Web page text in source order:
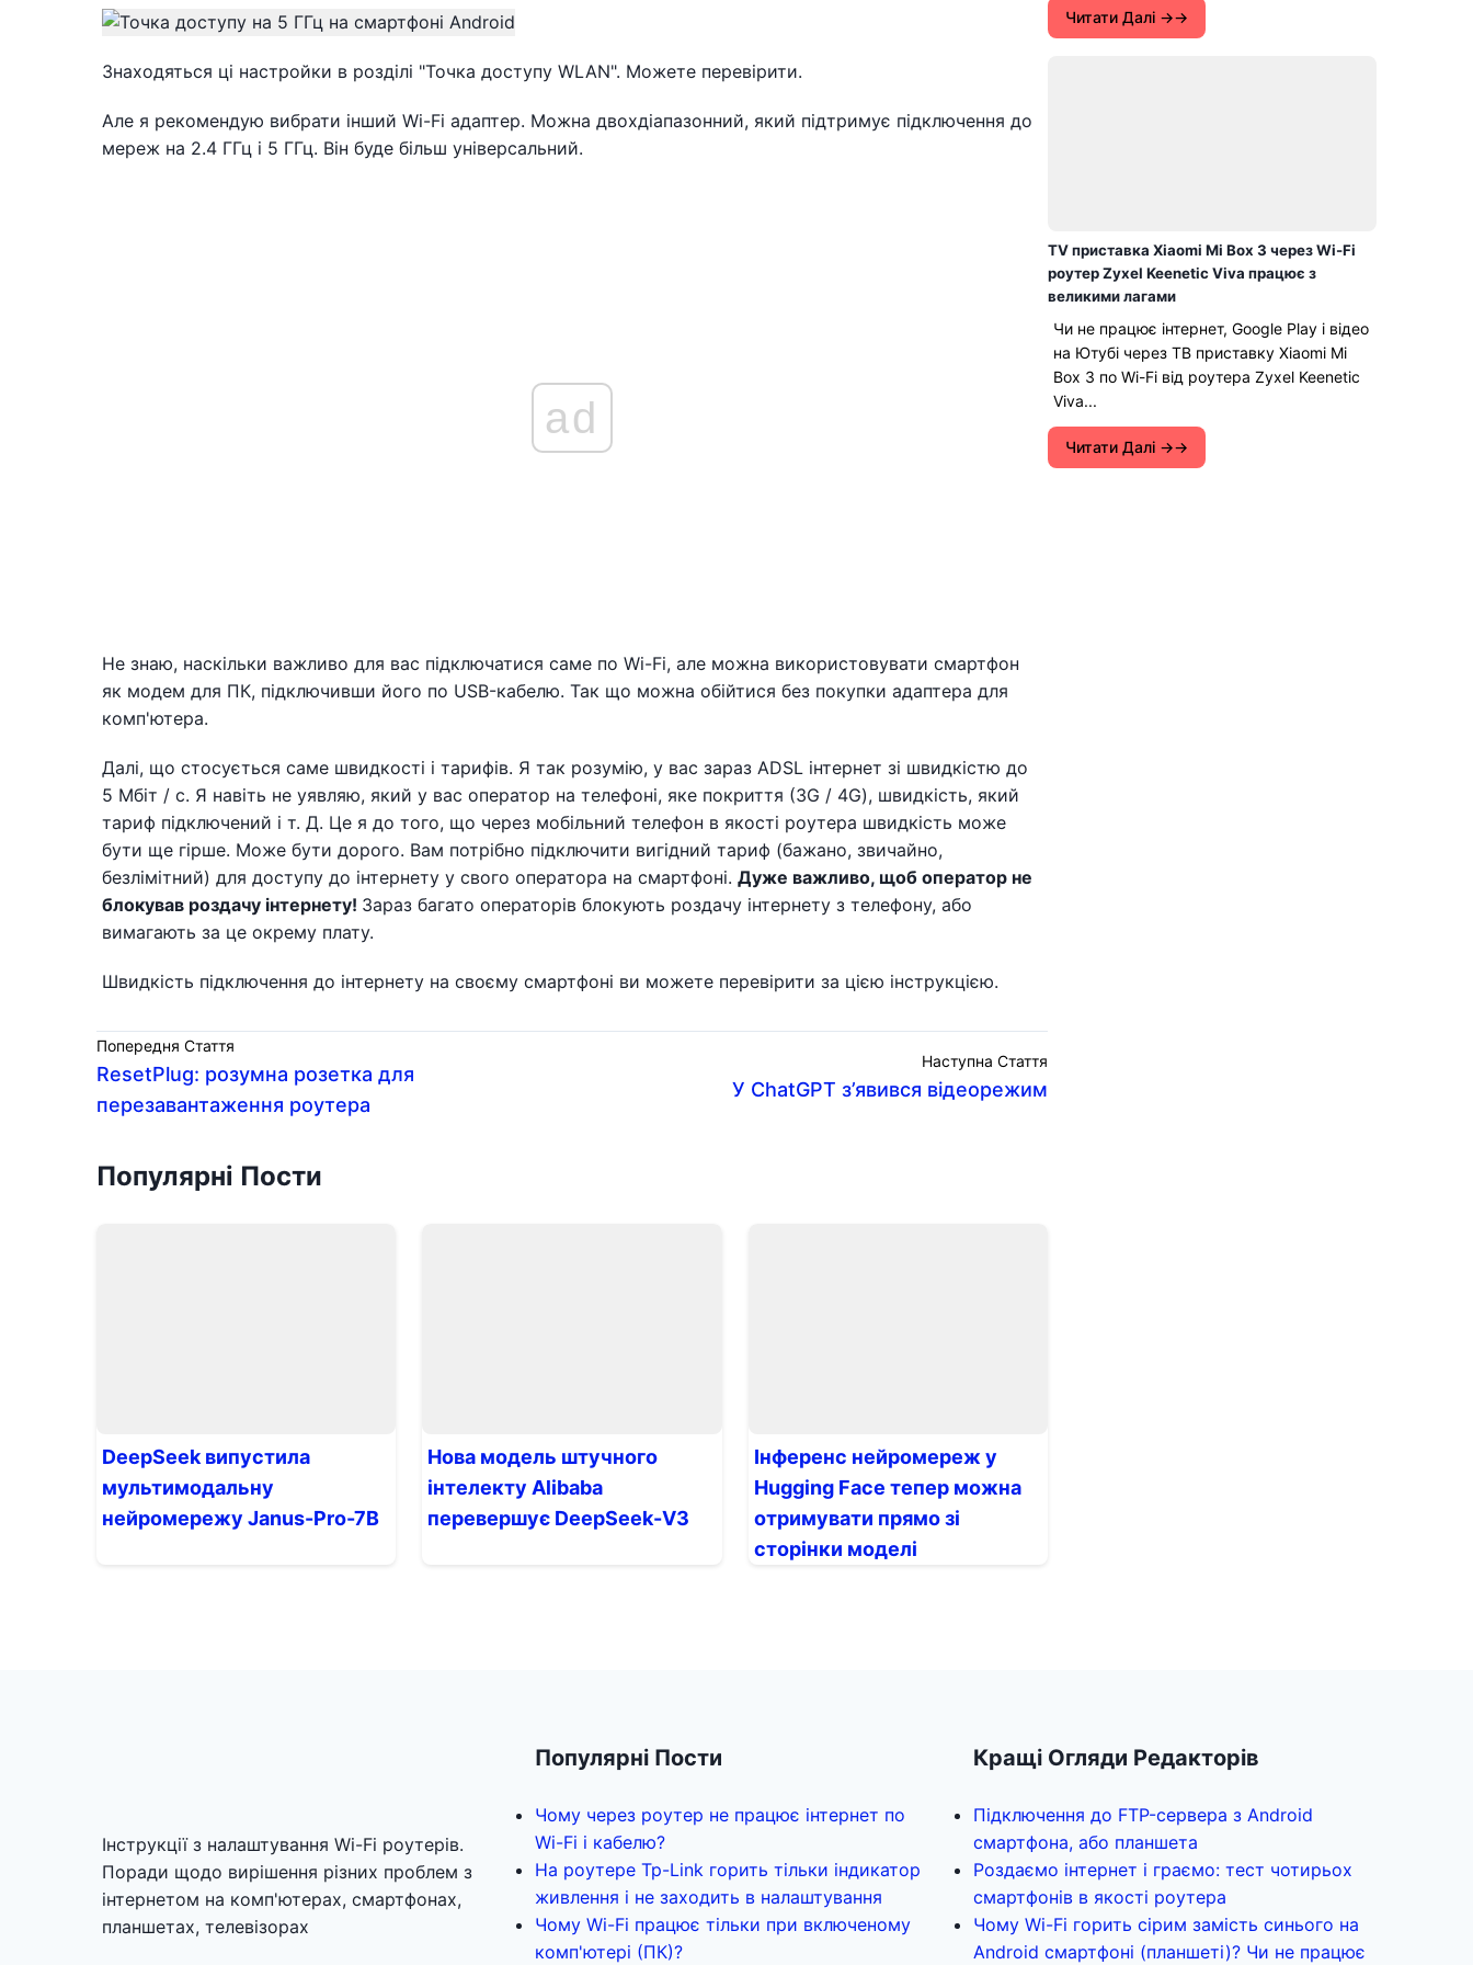
Знаходяться ці настройки в розділі "Точка доступу WLAN". Можете перевірити.
Але я рекомендую вибрати інший Wi-Fi адаптер. Можна двохдіапазонний, який підтримує підключення до
мереж на 2.4 ГГц і 5 ГГц. Він буде більш універсальний.
ad
Не знаю, наскільки важливо для вас підключатися саме по Wi-Fi, але можна використовувати смартфон
як модем для ПК, підключивши його по USB-кабелю. Так що можна обійтися без покупки адаптера для
комп'ютера.
Далі, що стосується саме швидкості і тарифів. Я так розумію, у вас зараз ADSL інтернет зі швидкістю до
5 Мбіт / с. Я навіть не уявляю, який у вас оператор на телефоні, яке покриття (3G / 4G), швидкість, який
тариф підключений і т. Д. Це я до того, що через мобільний телефон в якості роутера швидкість може
бути ще гірше. Може бути дорого. Вам потрібно підключити вигідний тариф (бажано, звичайно,
безлімітний) для доступу до інтернету у свого оператора на смартфоні. Дуже важливо, щоб оператор не
блокував роздачу інтернету! Зараз багато операторів блокують роздачу інтернету з телефону, або
вимагають за це окрему плату.
Швидкість підключення до інтернету на своєму смартфоні ви можете перевірити за цією інструкцією.
Попередня Стаття
ResetPlug: розумна розетка для
перезавантаження роутера
Наступна Стаття
У ChatGPT з’явився відеорежим
Популярні Пости
DeepSeek випустила
мультимодальну
нейромережу Janus-Pro-7B
Нова модель штучного
інтелекту Alibaba
перевершує DeepSeek-V3
Інференс нейромереж у
Hugging Face тепер можна
отримувати прямо зі
сторінки моделі
Читати Далі →
TV приставка Xiaomi Mi Box 3 через Wi-Fi
роутер Zyxel Keenetic Viva працює з
великими лагами
Чи не працює інтернет, Google Play і відео
на Ютубі через ТВ приставку Xiaomi Mi
Box 3 по Wi-Fi від роутера Zyxel Keenetic
Viva...
Читати Далі →
Інструкції з налаштування Wi-Fi роутерів.
Поради щодо вирішення різних проблем з
інтернетом на комп'ютерах, смартфонах,
планшетах, телевізорах
Популярні Пости
Чому через роутер не працює інтернет по
Wi-Fi і кабелю?
На роутере Tp-Link горить тільки індикатор
живлення і не заходить в налаштування
Чому Wi-Fi працює тільки при включеному
комп'ютері (ПК)?
Кращі Огляди Редакторів
Підключення до FTP-сервера з Android
смартфона, або планшета
Роздаємо інтернет і граємо: тест чотирьох
смартфонів в якості роутера
Чому Wi-Fi горить сірим замість синього на
Android смартфоні (планшеті)? Чи не працює